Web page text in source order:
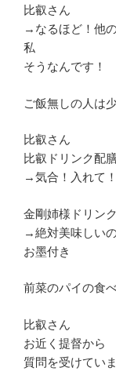
比叡さん
→なるほど！他
私
そうなんです！
ご飯無しの人は
比叡さん
比叡ドリンク配
→気合！入れて
金剛姉様ドリン
→絶対美味しいの
お墨付き
前菜のパイの食
比叡さん
お近く提督から
質問を受けてい